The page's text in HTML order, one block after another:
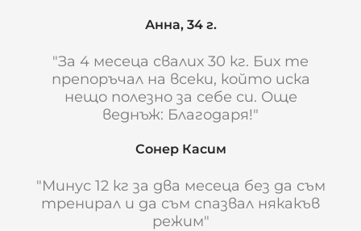
Анна, 34 г.
"За 4 месеца свалих 30 кг. Бих те
препоръчал на всеки, който иска
нещо полезно за себе си. Още
веднъж: Благодаря!"
Сонер Касим
"Минус 12 кг за два месеца без да съм
тренирал и да съм спазвал някакъв
режим"